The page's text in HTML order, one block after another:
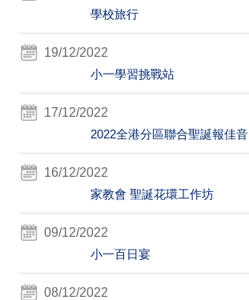
學校旅行
19/12/2022
小一學習挑戰站
17/12/2022
2022全港分區聯合聖誕報佳音
16/12/2022
家教會 聖誕花環工作坊
09/12/2022
小一百日宴
08/12/2022